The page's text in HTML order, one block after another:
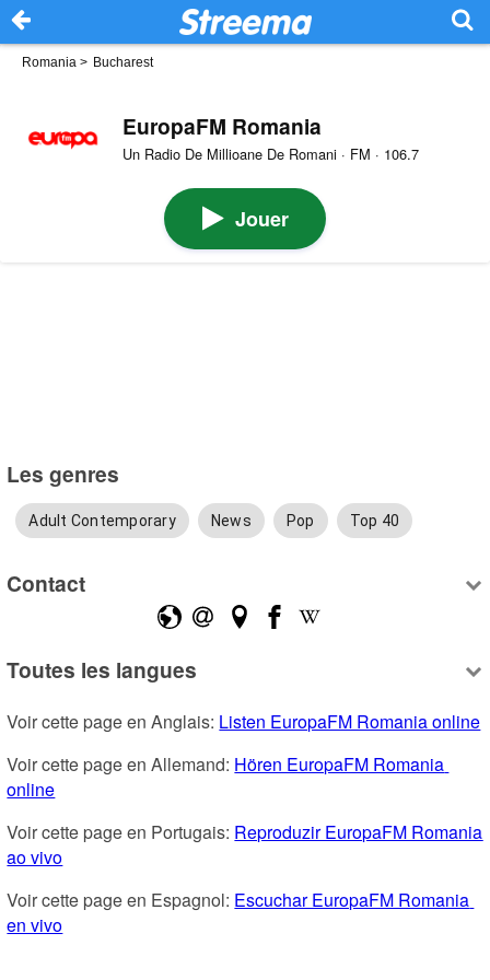
Romania > Bucharest
EuropaFM Romania
Un Radio De Millioane De Romani · FM · 106.7
Jouer
Les genres
Adult Contemporary News Pop Top 40
Contact
Toutes les langues
Voir cette page en Anglais: Listen EuropaFM Romania online
Voir cette page en Allemand: Hören EuropaFM Romania
online
Voir cette page en Portugais: Reproduzir EuropaFM Romania
ao vivo
Voir cette page en Espagnol: Escuchar EuropaFM Romania
en vivo